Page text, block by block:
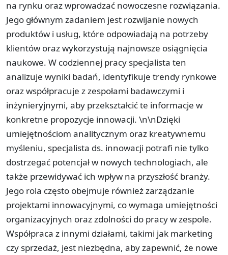
na rynku oraz wprowadzać nowoczesne rozwiązania.
Jego głównym zadaniem jest rozwijanie nowych
produktów i usług, które odpowiadają na potrzeby
klientów oraz wykorzystują najnowsze osiągnięcia
naukowe. W codziennej pracy specjalista ten
analizuje wyniki badań, identyfikuje trendy rynkowe
oraz współpracuje z zespołami badawczymi i
inżynieryjnymi, aby przekształcić te informacje w
konkretne propozycje innowacji. \n\nDzięki
umiejętnościom analitycznym oraz kreatywnemu
myśleniu, specjalista ds. innowacji potrafi nie tylko
dostrzegać potencjał w nowych technologiach, ale
także przewidywać ich wpływ na przyszłość branży.
Jego rola często obejmuje również zarządzanie
projektami innowacyjnymi, co wymaga umiejętności
organizacyjnych oraz zdolności do pracy w zespole.
Współpraca z innymi działami, takimi jak marketing
czy sprzedaż, jest niezbędna, aby zapewnić, że nowe